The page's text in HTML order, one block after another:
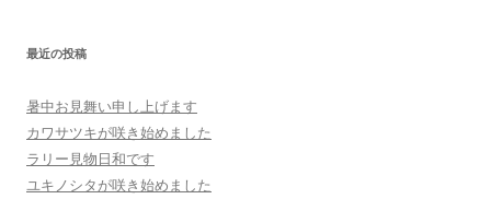
最近の投稿
暑中お見舞い申し上げます
カワサツキが咲き始めました
ラリー見物日和です
ユキノシタが咲き始めました